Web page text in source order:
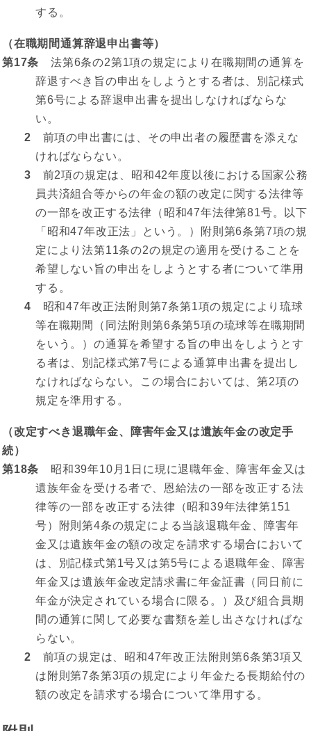
する。
（在職期間通算辞退申出書等）
第17条 法第6条の2第1項の規定により在職期間の通算を
辞退すべき旨の申出をしようとする者は、別記様式
第6号による辞退申出書を提出しなければならな
い。
2 前項の申出書には、その申出者の履歴書を添えな
ければならない。
3 前2項の規定は、昭和42年度以後における国家公務
員共済組合等からの年金の額の改定に関する法律等
の一部を改正する法律（昭和47年法律第81号。以下
「昭和47年改正法」という。）附則第6条第7項の規
定により法第11条の2の規定の適用を受けることを
希望しない旨の申出をしようとする者について準用
する。
4 昭和47年改正法附則第7条第1項の規定により琉球
等在職期間（同法附則第6条第5項の琉球等在職期間
をいう。）の通算を希望する旨の申出をしようとす
る者は、別記様式第7号による通算申出書を提出し
なければならない。この場合においては、第2項の
規定を準用する。
（改定すべき退職年金、障害年金又は遺族年金の改定手
続）
第18条 昭和39年10月1日に現に退職年金、障害年金又は
遺族年金を受ける者で、恩給法の一部を改正する法
律等の一部を改正する法律（昭和39年法律第151
号）附則第4条の規定による当該退職年金、障害年
金又は遺族年金の額の改定を請求する場合において
は、別記様式第1号又は第5号による退職年金、障害
年金又は遺族年金改定請求書に年金証書（同日前に
年金が決定されている場合に限る。）及び組合員期
間の通算に関して必要な書類を差し出さなければな
らない。
2 前項の規定は、昭和47年改正法附則第6条第3項又
は附則第7条第3項の規定により年金たる長期給付の
額の改定を請求する場合について準用する。